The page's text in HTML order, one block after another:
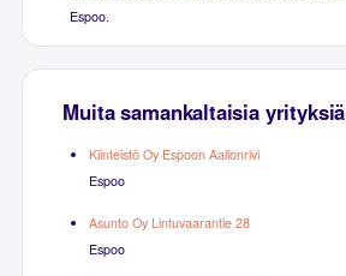
Espoo.
Muita samankaltaisia yrityksiä
Kiinteistö Oy Espoon Aallonrivi
Espoo
Asunto Oy Lintuvaarantie 28
Espoo